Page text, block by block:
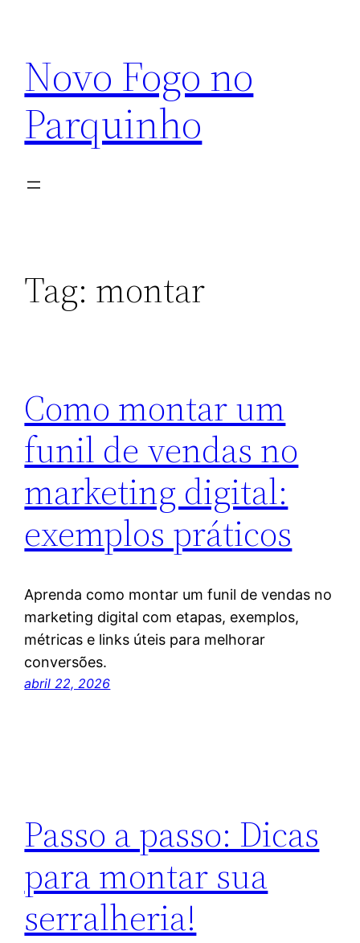
conteúdo
Novo Fogo no
Parquinho
Tag: montar
Como montar um
funil de vendas no
marketing digital:
exemplos práticos
Aprenda como montar um funil de vendas no
marketing digital com etapas, exemplos,
métricas e links úteis para melhorar
conversões.
abril 22, 2026
Passo a passo: Dicas
para montar sua
serralheria!